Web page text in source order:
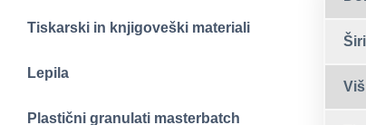
Tiskarski in knjigoveški materiali
Lepila
Plastični granulati masterbatch